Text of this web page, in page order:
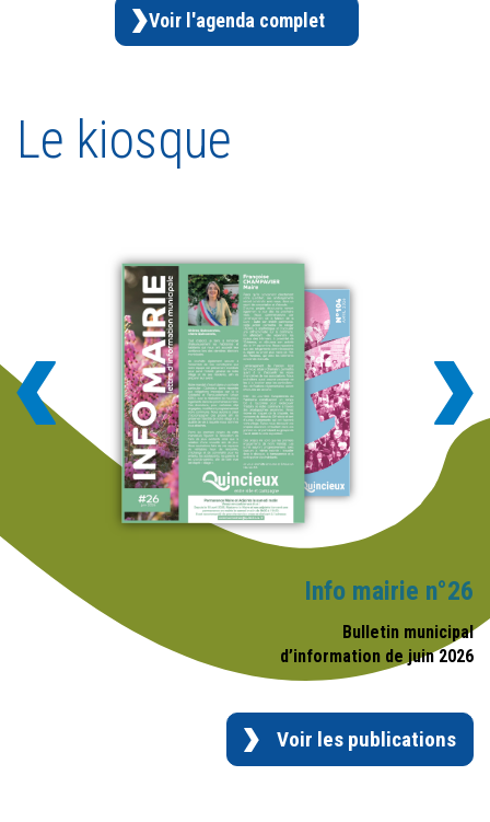
Voir l'agenda complet
Le kiosque
Info mairie n°26
Bulletin municipal
d’information de juin 2026
Voir les publications